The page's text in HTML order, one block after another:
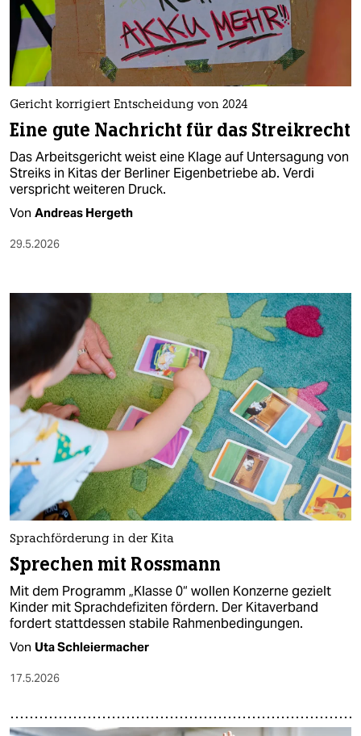
Gericht korrigiert Entscheidung von 2024
Eine gute Nachricht für das Streikrecht
Das Arbeitsgericht weist eine Klage auf Untersagung von
Streiks in Kitas der Berliner Eigenbetriebe ab. Verdi
verspricht weiteren Druck.
Von Andreas Hergeth
29.5.2026
Sprachförderung in der Kita
Sprechen mit Rossmann
Mit dem Programm „Klasse 0“ wollen Konzerne gezielt
Kinder mit Sprachdefiziten fördern. Der Kitaverband
fordert stattdessen stabile Rahmenbedingungen.
Von Uta Schleiermacher
17.5.2026